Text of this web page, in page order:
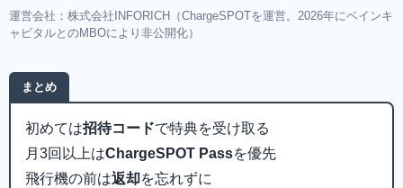
運営会社：株式会社INFORICH（ChargeSPOTを運営。2026年にベインキ
ャピタルとのMBOにより非公開化）
まとめ
初めては招待コードで特典を受け取る
月3回以上はChargeSPOT Passを優先
飛行機の前は返却を忘れずに